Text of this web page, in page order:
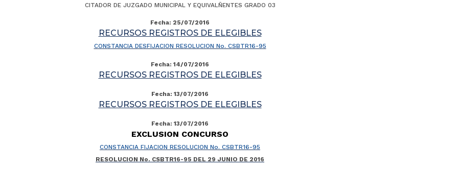
CITADOR DE JUZGADO MUNICIPAL Y EQUIVALÑENTES GRADO 03
Fecha: 25/07/2016
RECURSOS REGISTROS DE ELEGIBLES
CONSTANCIA DESFIJACION RESOLUCION No. CSBTR16-95
Fecha: 14/07/2016
RECURSOS REGISTROS DE ELEGIBLES
Fecha: 13/07/2016
RECURSOS REGISTROS DE ELEGIBLES
Fecha: 13/07/2016
EXCLUSION CONCURSO
CONSTANCIA FIJACION RESOLUCION No. CSBTR16-95
RESOLUCION No. CSBTR16-95 DEL 29 JUNIO DE 2016